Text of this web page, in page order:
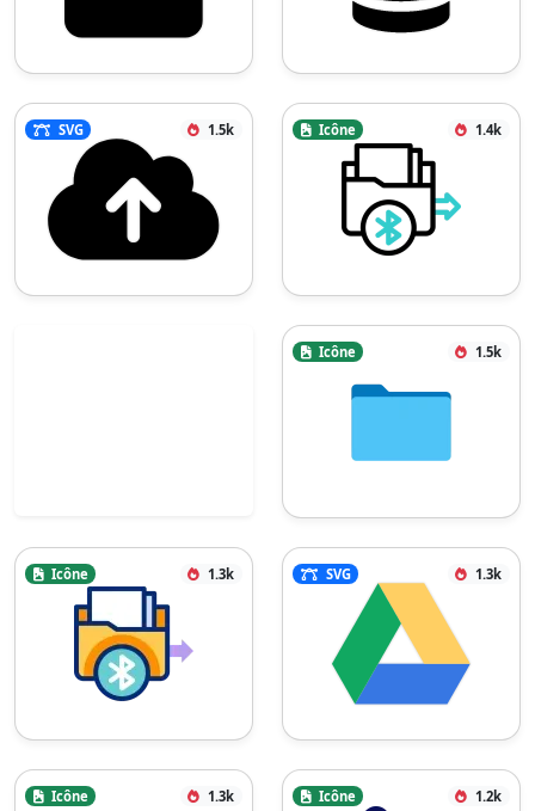
SVG 1.5k Icône 1.4k
Icône 1.5k
Icône 1.3k SVG 1.3k
Icône 1.3k Icône 1.2k